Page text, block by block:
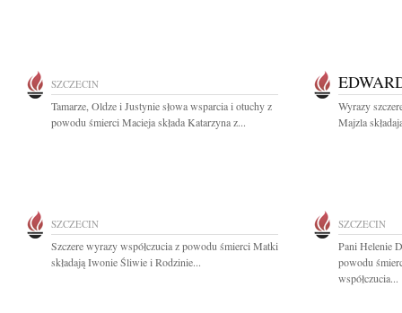
SZCZECIN
Tamarze, Oldze i Justynie słowa wsparcia i otuchy z
powodu śmierci Macieja składa Katarzyna z...
Wyrazy
Majzla
SZCZECIN
Szczere wyrazy współczucia z powodu śmierci Matki
składają Iwonie Śliwie i Rodzinie...
SZCZECIN
Pani Helenie
powodu
współczucia...